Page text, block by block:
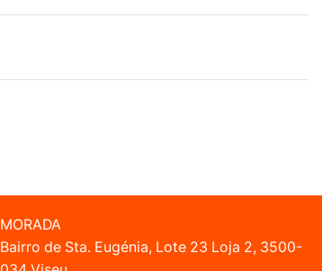
MORADA
Bairro de Sta. Eugénia, Lote 23 Loja 2, 3500-